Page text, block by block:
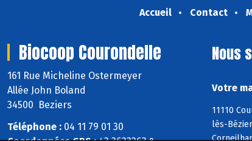
Accueil Contact
Biocoop Courondelle
161 Rue Micheline Ostermeyer
Allée John Boland
34500 Beziers
Téléphone : 04 11 79 01 30
Nous
Votre
11110
lès-